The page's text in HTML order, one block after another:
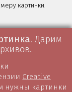
картинки.
. Дарим
Creative
нужны картинки